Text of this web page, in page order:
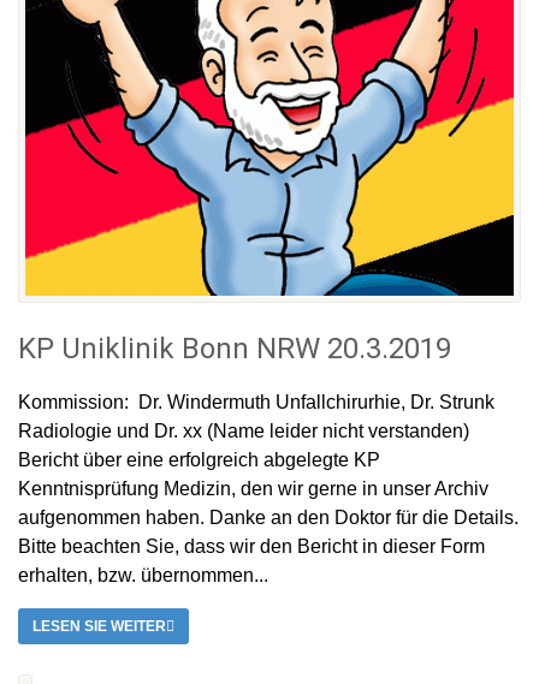
KP Uniklinik Bonn NRW 20.3.2019
Kommission: Dr. Windermuth Unfallchirurhie, Dr. Strunk
Radiologie und Dr. xx (Name leider nicht verstanden)
Bericht über eine erfolgreich abgelegte KP
Kenntnisprüfung Medizin, den wir gerne in unser Archiv
aufgenommen haben. Danke an den Doktor für die Details.
Bitte beachten Sie, dass wir den Bericht in dieser Form
erhalten, bzw. übernommen...
LESEN SIE WEITER